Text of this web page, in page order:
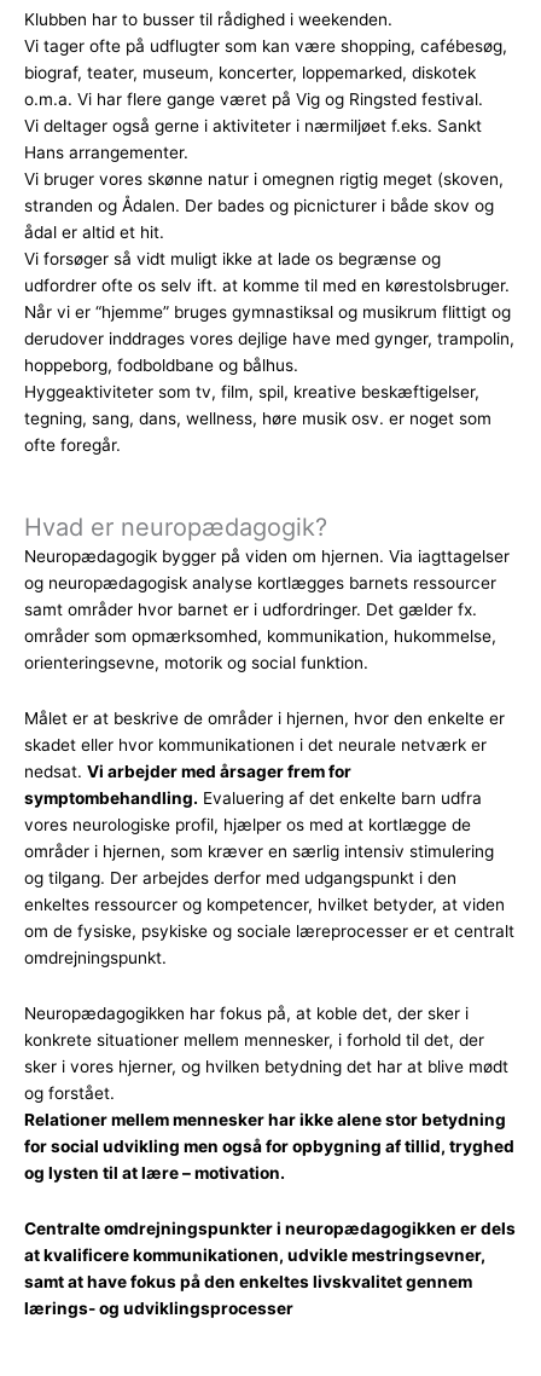
Klubben har to busser til rådighed i weekenden.
Vi tager ofte på udflugter som kan være shopping, cafébesøg,
biograf, teater, museum, koncerter, loppemarked, diskotek
o.m.a. Vi har flere gange været på Vig og Ringsted festival.
Vi deltager også gerne i aktiviteter i nærmiljøet f.eks. Sankt
Hans arrangementer.
Vi bruger vores skønne natur i omegnen rigtig meget (skoven,
stranden og Ådalen. Der bades og picnicturer i både skov og
ådal er altid et hit.
Vi forsøger så vidt muligt ikke at lade os begrænse og
udfordrer ofte os selv ift. at komme til med en kørestolsbruger.
Når vi er “hjemme” bruges gymnastiksal og musikrum flittigt og
derudover inddrages vores dejlige have med gynger, trampolin,
hoppeborg, fodboldbane og bålhus.
Hyggeaktiviteter som tv, film, spil, kreative beskæftigelser,
tegning, sang, dans, wellness, høre musik osv. er noget som
ofte foregår.
Hvad er neuropædagogik?
Neuropædagogik bygger på viden om hjernen. Via iagttagelser
og neuropædagogisk analyse kortlægges barnets ressourcer
samt områder hvor barnet er i udfordringer. Det gælder fx.
områder som opmærksomhed, kommunikation, hukommelse,
orienteringsevne, motorik og social funktion.
Målet er at beskrive de områder i hjernen, hvor den enkelte er
skadet eller hvor kommunikationen i det neurale netværk er
nedsat. Vi arbejder med årsager frem for
symptombehandling. Evaluering af det enkelte barn udfra
vores neurologiske profil, hjælper os med at kortlægge de
områder i hjernen, som kræver en særlig intensiv stimulering
og tilgang. Der arbejdes derfor med udgangspunkt i den
enkeltes ressourcer og kompetencer, hvilket betyder, at viden
om de fysiske, psykiske og sociale læreprocesser er et centralt
omdrejningspunkt.
Neuropædagogikken har fokus på, at koble det, der sker i
konkrete situationer mellem mennesker, i forhold til det, der
sker i vores hjerner, og hvilken betydning det har at blive mødt
og forstået.
Relationer mellem mennesker har ikke alene stor betydning
for social udvikling men også for opbygning af tillid, tryghed
og lysten til at lære – motivation.
Centralte omdrejningspunkter i neuropædagogikken er dels
at kvalificere kommunikationen, udvikle mestringsevner,
samt at have fokus på den enkeltes livskvalitet gennem
lærings- og udviklingsprocesser